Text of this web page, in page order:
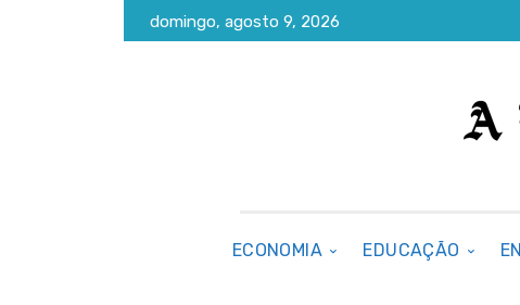
domingo, agosto 9, 2026
ECONOMIA EDUCAÇÃO